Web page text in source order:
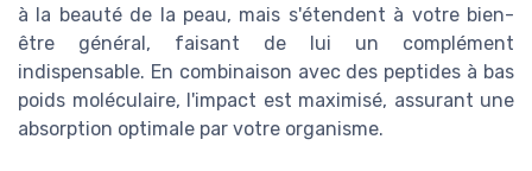
à la beauté de la peau, mais s'étendent à votre bien-
être général, faisant de lui un complément
indispensable. En combinaison avec des peptides à bas
poids moléculaire, l'impact est maximisé, assurant une
absorption optimale par votre organisme.